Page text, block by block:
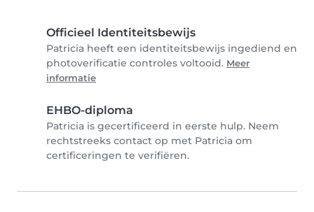
Officieel Identiteitsbewijs
Patricia heeft een identiteitsbewijs ingediend en
photoverificatie controles voltooid. Meer
informatie
EHBO-diploma
Patricia is gecertificeerd in eerste hulp. Neem
rechtstreeks contact op met Patricia om
certificeringen te verifiëren.